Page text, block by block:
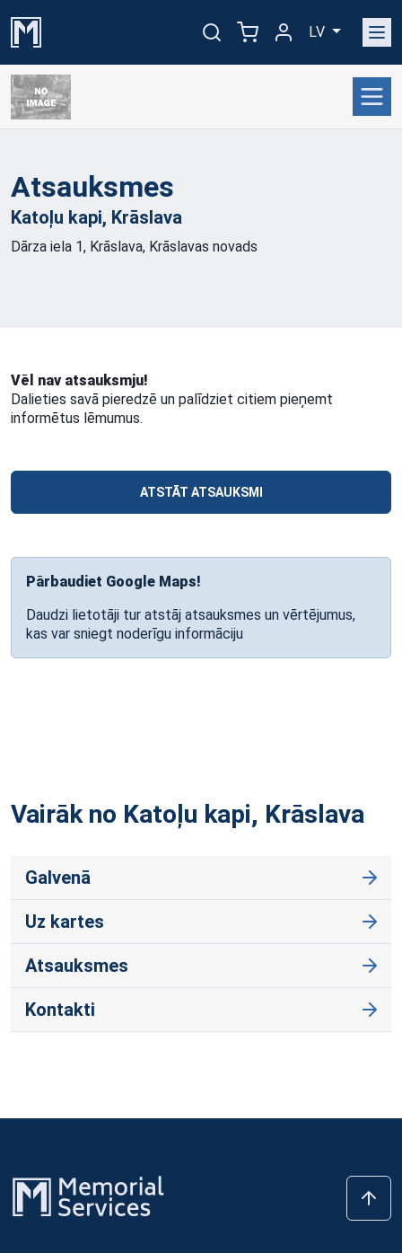
LV
Atsauksmes
Katoļu kapi, Krāslava
Dārza iela 1, Krāslava, Krāslavas novads
Vēl nav atsauksmju!
Dalieties savā pieredzē un palīdziet citiem pieņemt
informētus lēmumus.
ATSTĀT ATSAUKSMI
Pārbaudiet Google Maps!
Daudzi lietotāji tur atstāj atsauksmes un vērtējumus,
kas var sniegt noderīgu informāciju
Vairāk no Katoļu kapi, Krāslava
Galvenā
Uz kartes
Atsauksmes
Kontakti